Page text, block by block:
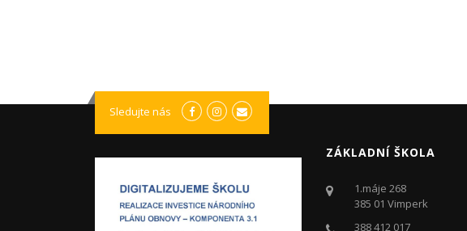
Sledujte nás
ZÁKLADNÍ ŠKOLA
1.máje 268
385 01 Vimperk
388 412 017